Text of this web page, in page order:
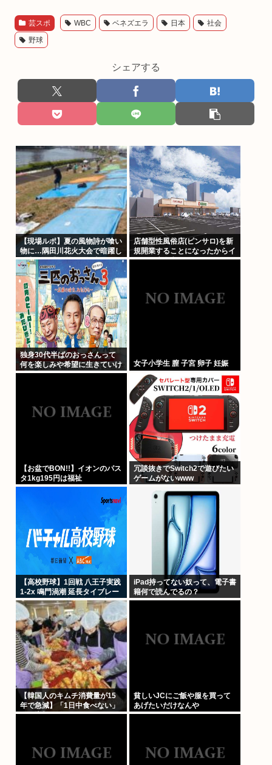
芸スポ WBC ベネズエラ 日本 社会
野球
シェアする
【現場ルポ】夏の風物詩が喰い
物に…隅田川花火大会で暗躍し
た中国人「場所取り転売ヤー」
の高笑い
店舗型性風俗店(ピンサロ)を新
規開業することになったからイ
カした店名考えてくれ
独身30代半ばのおっさんって
何を楽しみや希望に生きていけ
ばいいんだ？
女子小学生 膣 子宮 卵子 妊娠
【お盆でBON!!】イオンのパス
タ1kg195円は福祉
冗談抜きでSwitch2で遊びたい
ゲームがないwww
【高校野球】1回戦 八王子実践
1-2x 鳴門渦潮 延長タイブレー
クでサヨナラ勝ち 鳴門渦潮と
して甲子園1勝
iPad持ってない奴って、電子書
籍何で読んでるの？
【韓国人のキムチ消費量が15
年で急減】「1日中食べない」
人も増加
貧しいJCにご飯や服を買って
あげたいだけなんや